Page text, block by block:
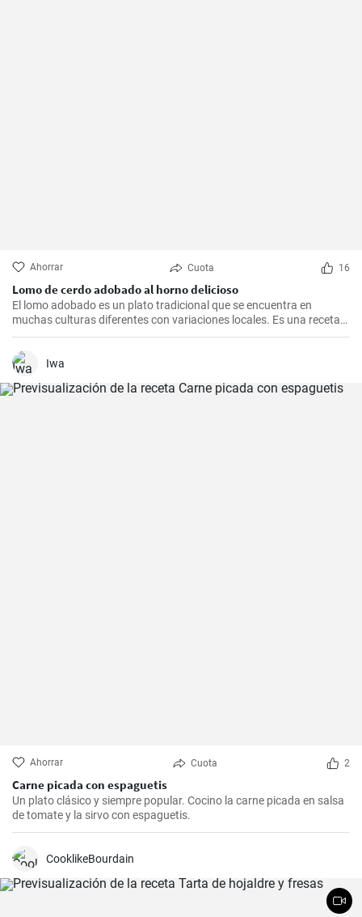
Ahorrar Cuota 16
Lomo de cerdo adobado al horno delicioso
El lomo adobado es un plato tradicional que se encuentra en
muchas culturas diferentes con variaciones locales. Es una receta
sencilla y deliciosa que consiste en una pieza jugosa de lomo de
cerdo marinado (adobado) en una mezcla de especias, vinagre y ajo
antes de ser asado hasta quedar tierno y sabroso. Es excelente
Iwa
Ahorrar Cuota 2
Carne picada con espaguetis
Un plato clásico y siempre popular. Cocino la carne picada en salsa
de tomate y la sirvo con espaguetis.
CooklikeBourdain